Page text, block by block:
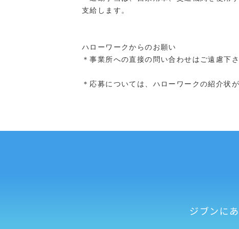
支給します。
ハローワークからのお願い
＊事業所への直接の問い合わせはご遠慮下さ
＊応募については、ハローワークの紹介状が
ジブンに